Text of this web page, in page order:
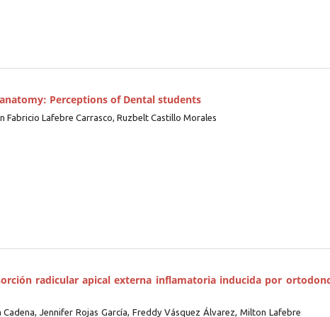
Perceptions of Dental students
Lafebre Carrasco, Ruzbelt Castillo Morales
radicular apical externa inflamatoria inducida por
Jennifer Rojas García, Freddy Vásquez Álvarez, Milton Lafebre